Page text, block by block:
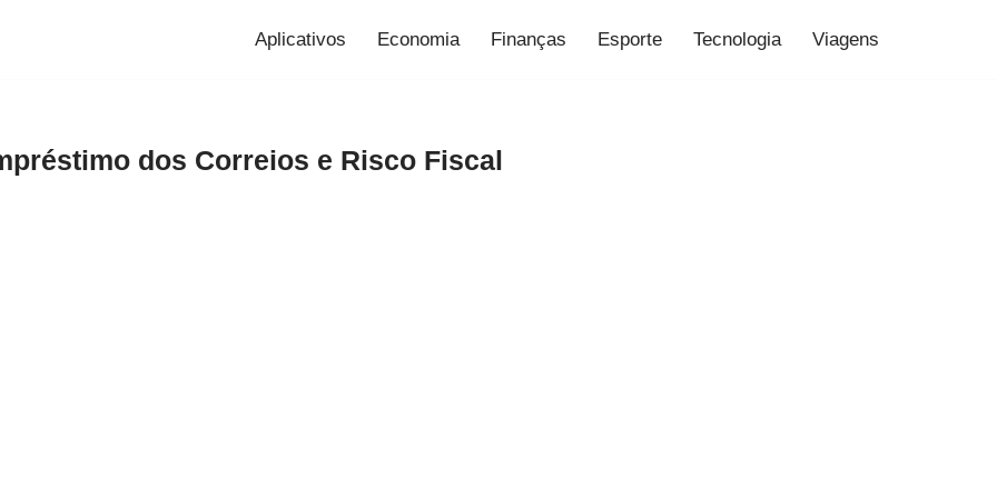
Aplicativos Economia Finanças Esporte Tecnologia Viagens
dos Correios e Risco Fiscal